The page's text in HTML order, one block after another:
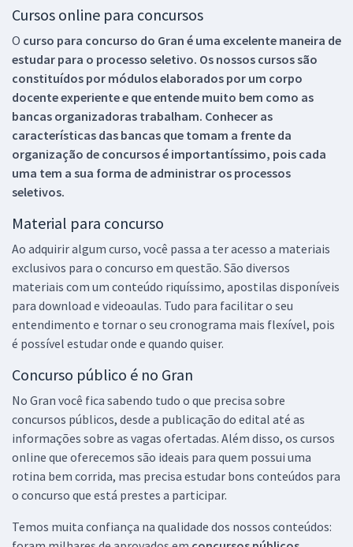
Cursos online para concursos
O curso para concurso do Gran é uma excelente maneira de
estudar para o processo seletivo. Os nossos cursos são
constituídos por módulos elaborados por um corpo
docente experiente e que entende muito bem como as
bancas organizadoras trabalham. Conhecer as
características das bancas que tomam a frente da
organização de concursos é importantíssimo, pois cada
uma tem a sua forma de administrar os processos
seletivos.
Material para concurso
Ao adquirir algum curso, você passa a ter acesso a materiais
exclusivos para o concurso em questão. São diversos
materiais com um conteúdo riquíssimo, apostilas disponíveis
para download e videoaulas. Tudo para facilitar o seu
entendimento e tornar o seu cronograma mais flexível, pois
é possível estudar onde e quando quiser.
Concurso público é no Gran
No Gran você fica sabendo tudo o que precisa sobre
concursos públicos, desde a publicação do edital até as
informações sobre as vagas ofertadas. Além disso, os cursos
online que oferecemos são ideais para quem possui uma
rotina bem corrida, mas precisa estudar bons conteúdos para
o concurso que está prestes a participar.
Temos muita confiança na qualidade dos nossos conteúdos: